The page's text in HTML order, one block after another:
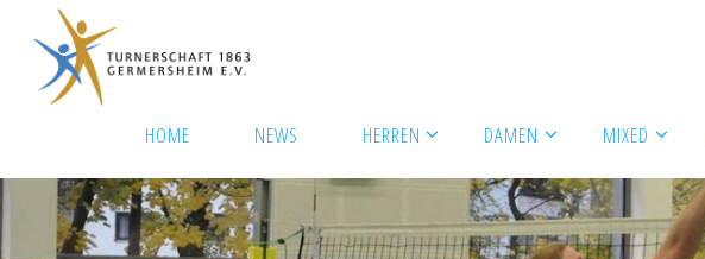
Inhalt
springen
HOME NEWS HERREN DAMEN MIXED